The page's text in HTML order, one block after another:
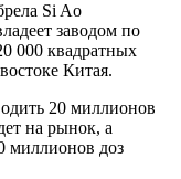
Si Ao
заводом по
000 квадратных
Китая.
20 миллионов
на рынок, а
миллионов доз